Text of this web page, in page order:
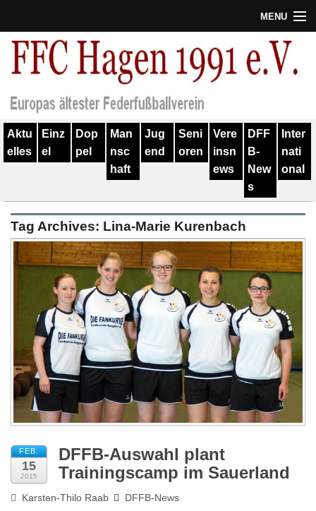
MENU
Termine
Verein
Geschichte
Training
Spieler
Kontakt
Impressum
Aktu
elles
Einz
el
Dop
pel
Man
nsc
haft
Jug
end
Seni
oren
Vere
insn
ews
DFF
B-
New
s
Inter
nati
onal
Tag Archives: Lina-Marie Kurenbach
FEB.
15
2015
DFFB-Auswahl plant
Trainingscamp im Sauerland
Karsten-Thilo Raab DFFB-News